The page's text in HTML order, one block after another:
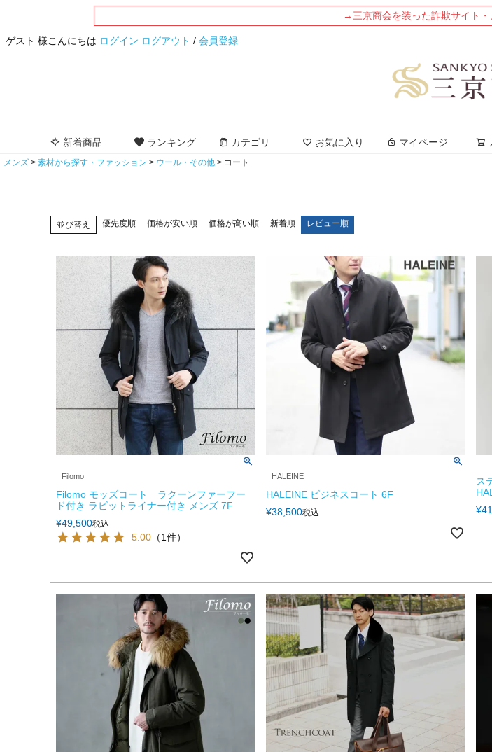
→三京商会を装った詐欺サイト
ゲスト 様こんにちは ログイン ログアウト / 会員登録
新着商品 ランキング カテゴリ お気に入り マイページ
メンズ 素材から探す・ファッション ウール・その他 コート
並び替え 優先度順 価格が安い順 価格が高い順 新着順 レビュー順
Filomo
Filomo モッズコート ラクーンファーフー
ド付き ラビットライナー付き メンズ 7F
¥49,500税込
5.00 （1件）
HALEINE
HALEINE ビジネスコート 6F
¥38,500税込
ス
¥